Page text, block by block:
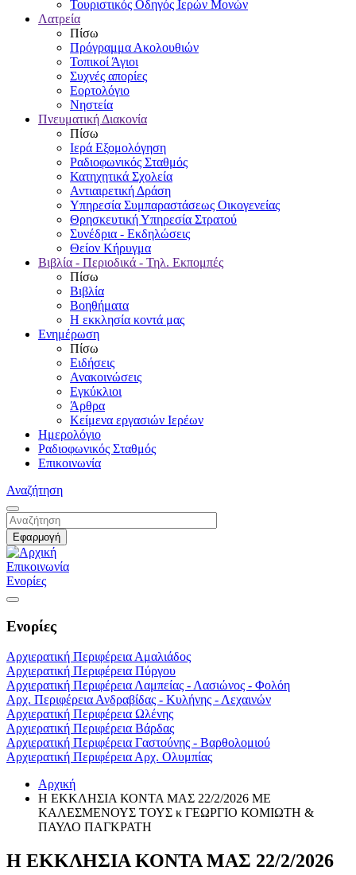
Τουριστικός Οδηγός Ιερών Μονών
Λατρεία
Πίσω
Πρόγραμμα Ακολουθιών
Τοπικοί Άγιοι
Συχνές απορίες
Εορτολόγιο
Νηστεία
Πνευματική Διακονία
Πίσω
Ιερά Εξομολόγηση
Ραδιοφωνικός Σταθμός
Κατηχητικά Σχολεία
Αντιαιρετική Δράση
Υπηρεσία Συμπαραστάσεως Οικογενείας
Θρησκευτική Υπηρεσία Στρατού
Συνέδρια - Εκδηλώσεις
Θείον Κήρυγμα
Βιβλία - Περιοδικά - Τηλ. Εκπομπές
Πίσω
Βιβλία
Βοηθήματα
Η εκκλησία κοντά μας
Ενημέρωση
Πίσω
Ειδήσεις
Ανακοινώσεις
Εγκύκλιοι
Άρθρα
Κείμενα εργασιών Ιερέων
Ημερολόγιο
Ραδιοφωνικός Σταθμός
Επικοινωνία
Αναζήτηση
Επικοινωνία
Ενορίες
Ενορίες
Αρχιερατική Περιφέρεια Αμαλιάδος
Αρχιερατική Περιφέρεια Πύργου
Αρχιερατική Περιφέρεια Λαμπείας - Λασιώνος - Φολόη
Αρχ. Περιφέρεια Ανδραβίδας - Κυλήνης - Λεχαινών
Αρχιερατική Περιφέρεια Ωλένης
Αρχιερατική Περιφέρεια Βάρδας
Αρχιερατική Περιφέρεια Γαστούνης - Βαρθολομιού
Αρχιερατική Περιφέρεια Αρχ. Ολυμπίας
Αρχική
Η ΕΚΚΛΗΣΙΑ ΚΟΝΤΑ ΜΑΣ 22/2/2026 ΜΕ
ΚΑΛΕΣΜΕΝΟΥΣ ΤΟΥΣ κ ΓΕΩΡΓΙΟ ΚΟΜΙΩΤΗ &
ΠΑΥΛΟ ΠΑΓΚΡΑΤΗ
Η ΕΚΚΛΗΣΙΑ ΚΟΝΤΑ ΜΑΣ 22/2/2026